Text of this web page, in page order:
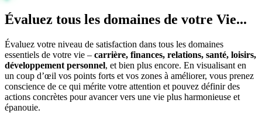
Évaluez tous les domaines de votre Vie...
Évaluez votre niveau de satisfaction dans tous les domaines
essentiels de votre vie – carrière, finances, relations, santé, loisirs,
développement personnel, et bien plus encore. En visualisant en
un coup d’œil vos points forts et vos zones à améliorer, vous prenez
conscience de ce qui mérite votre attention et pouvez définir des
actions concrètes pour avancer vers une vie plus harmonieuse et
épanouie.